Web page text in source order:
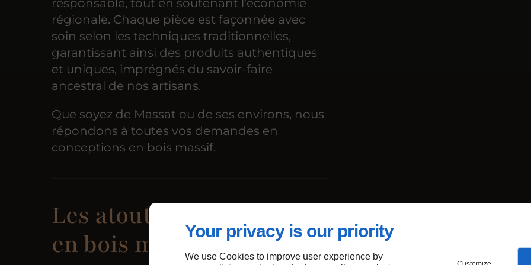
Your privacy is our priority
We use Cookies to improve user experience by
responsable, tout en soutenant l'économie
régionale. Chaque pièce est façonnée avec
soin selon les techniques traditionnelles,
garantissant ainsi des produits authentiques
et uniques, imprégnés du savoir-faire
ancestral de nos artisans.
Que soyez de Massat ou de ses environs, nous
répondons à toutes vos demandes en
conceptions en bois massif.
Les atouts des ouvrages
en bois massif à Massat